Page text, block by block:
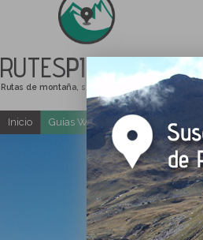
RUTESPIRINEUS
Rutas de montaña, senderismo y excursiones
Inicio Guías Web y PDF gratuitas